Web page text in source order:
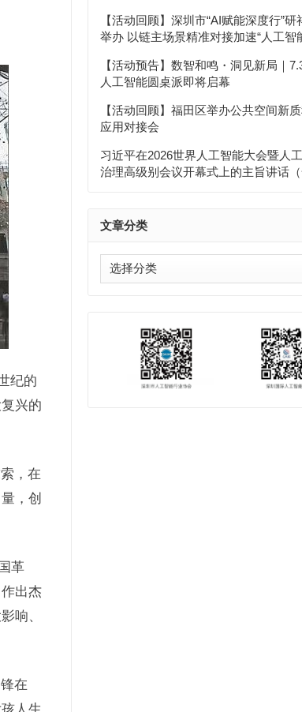
纪的
兴的
，在
，创
革
出杰
响、
在
人生
【活动回顾】深圳市“AI赋能深度行”研
举办 以链主场景精准对接加速“人工智
【活动预告】数智和鸣・洞见新局｜
人工智能圆桌派即将启幕
【活动回顾】福田区举办公共空间新
应用对接会
习近平在2026世界人工智能大会暨人
治理高级别会议开幕式上的主旨讲话（
文章分类
文
章